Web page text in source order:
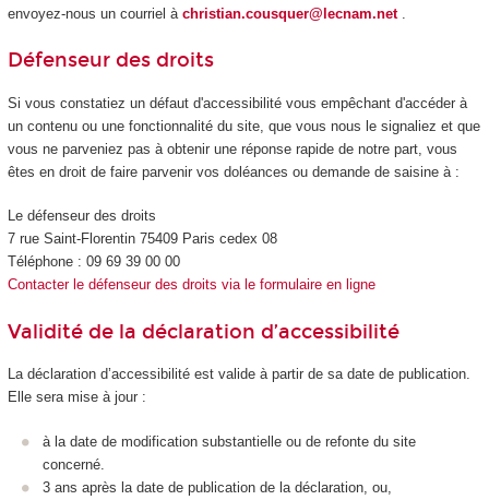
envoyez-nous un courriel à christian.cousquer@lecnam.net
Défenseur des droits
Si vous constatiez un défaut d'accessibilité vous empêchant d'accéder à
un contenu ou une fonctionnalité du site, que vous nous le signaliez et que
vous ne parveniez pas à obtenir une réponse rapide de notre part, vous
êtes en droit de faire parvenir vos doléances ou demande de saisine à :
Le défenseur des droits
7 rue Saint-Florentin 75409 Paris cedex 08
Téléphone : 09 69 39 00 00
Contacter le défenseur des droits via le formulaire en ligne
Validité de la déclaration d’accessibilité
La déclaration d’accessibilité est valide à partir de sa date de publication.
Elle sera mise à jour :
à la date de modification substantielle ou de refonte du site
concerné.
3 ans après la date de publication de la déclaration, ou,